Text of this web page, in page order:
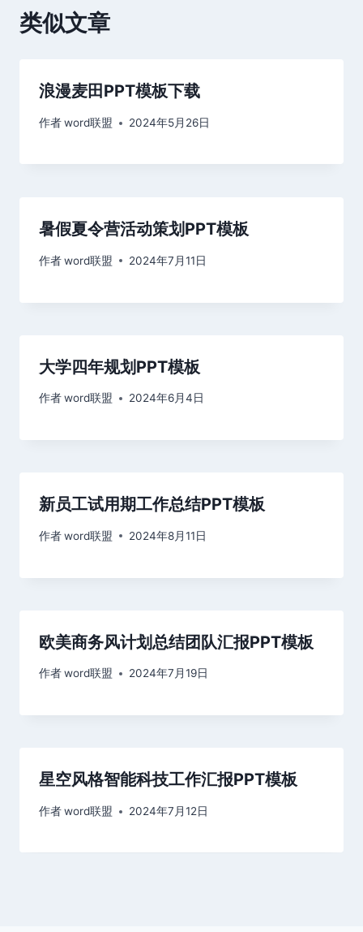
类似文章
浪漫麦田PPT模板下载
作者word联盟 2024年5月26日
暑假夏令营活动策划PPT模板
作者word联盟 2024年7月11日
大学四年规划PPT模板
作者word联盟 2024年6月4日
新员工试用期工作总结PPT模板
作者word联盟 2024年8月11日
欧美商务风计划总结团队汇报PPT模板
作者word联盟 2024年7月19日
星空风格智能科技工作汇报PPT模板
作者word联盟 2024年7月12日